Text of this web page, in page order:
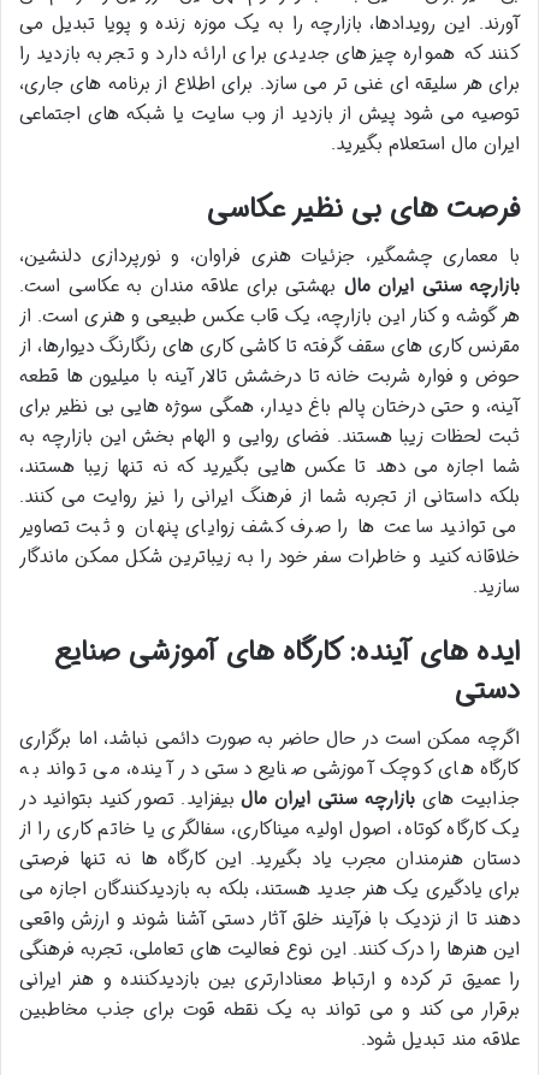
آورند. این رویدادها، بازارچه را به یک موزه زنده و پویا تبدیل می
کنند که همواره چیزهای جدیدی برای ارائه دارد و تجربه بازدید را
برای هر سلیقه ای غنی تر می سازد. برای اطلاع از برنامه های جاری،
توصیه می شود پیش از بازدید از وب سایت یا شبکه های اجتماعی
ایران مال استعلام بگیرید.
فرصت های بی نظیر عکاسی
با معماری چشمگیر، جزئیات هنری فراوان، و نورپردازی دلنشین،
بازارچه سنتی ایران مال بهشتی برای علاقه مندان به عکاسی است.
هر گوشه و کنار این بازارچه، یک قاب عکس طبیعی و هنری است. از
مقرنس کاری های سقف گرفته تا کاشی کاری های رنگارنگ دیوارها، از
حوض و فواره شربت خانه تا درخشش تالار آینه با میلیون ها قطعه
آینه، و حتی درختان پالم باغ دیدار، همگی سوژه هایی بی نظیر برای
ثبت لحظات زیبا هستند. فضای روایی و الهام بخش این بازارچه به
شما اجازه می دهد تا عکس هایی بگیرید که نه تنها زیبا هستند،
بلکه داستانی از تجربه شما از فرهنگ ایرانی را نیز روایت می کنند.
می توانید ساعت ها را صرف کشف زوایای پنهان و ثبت تصاویر
خلاقانه کنید و خاطرات سفر خود را به زیباترین شکل ممکن ماندگار
سازید.
ایده های آینده: کارگاه های آموزشی صنایع
دستی
اگرچه ممکن است در حال حاضر به صورت دائمی نباشد، اما برگزاری
کارگاه های کوچک آموزشی صنایع دستی در آینده، می تواند به
جذابیت های بازارچه سنتی ایران مال بیفزاید. تصور کنید بتوانید در
یک کارگاه کوتاه، اصول اولیه میناکاری، سفالگری یا خاتم کاری را از
دستان هنرمندان مجرب یاد بگیرید. این کارگاه ها نه تنها فرصتی
برای یادگیری یک هنر جدید هستند، بلکه به بازدیدکنندگان اجازه می
دهند تا از نزدیک با فرآیند خلق آثار دستی آشنا شوند و ارزش واقعی
این هنرها را درک کنند. این نوع فعالیت های تعاملی، تجربه فرهنگی
را عمیق تر کرده و ارتباط معنادارتری بین بازدیدکننده و هنر ایرانی
برقرار می کند و می تواند به یک نقطه قوت برای جذب مخاطبین
علاقه مند تبدیل شود.